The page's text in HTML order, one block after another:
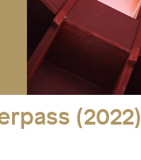
(2022)